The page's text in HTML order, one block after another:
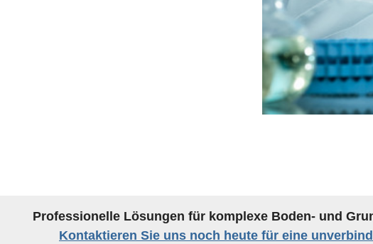
Professionelle Lösungen für komplexe Boden- und
Kontaktieren Sie uns noch heute für eine